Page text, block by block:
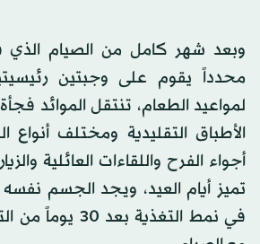
وبعد شهر كامل من الصيام الذي
محدداً يقوم على وجبتين
لمواعيد الطعام، تنتقل الموائد
الأطباق التقليدية ومختلف
أجواء الفرح واللقاءات العائلية
تميز أيام العيد، ويجد الجسم
في نمط التغذية